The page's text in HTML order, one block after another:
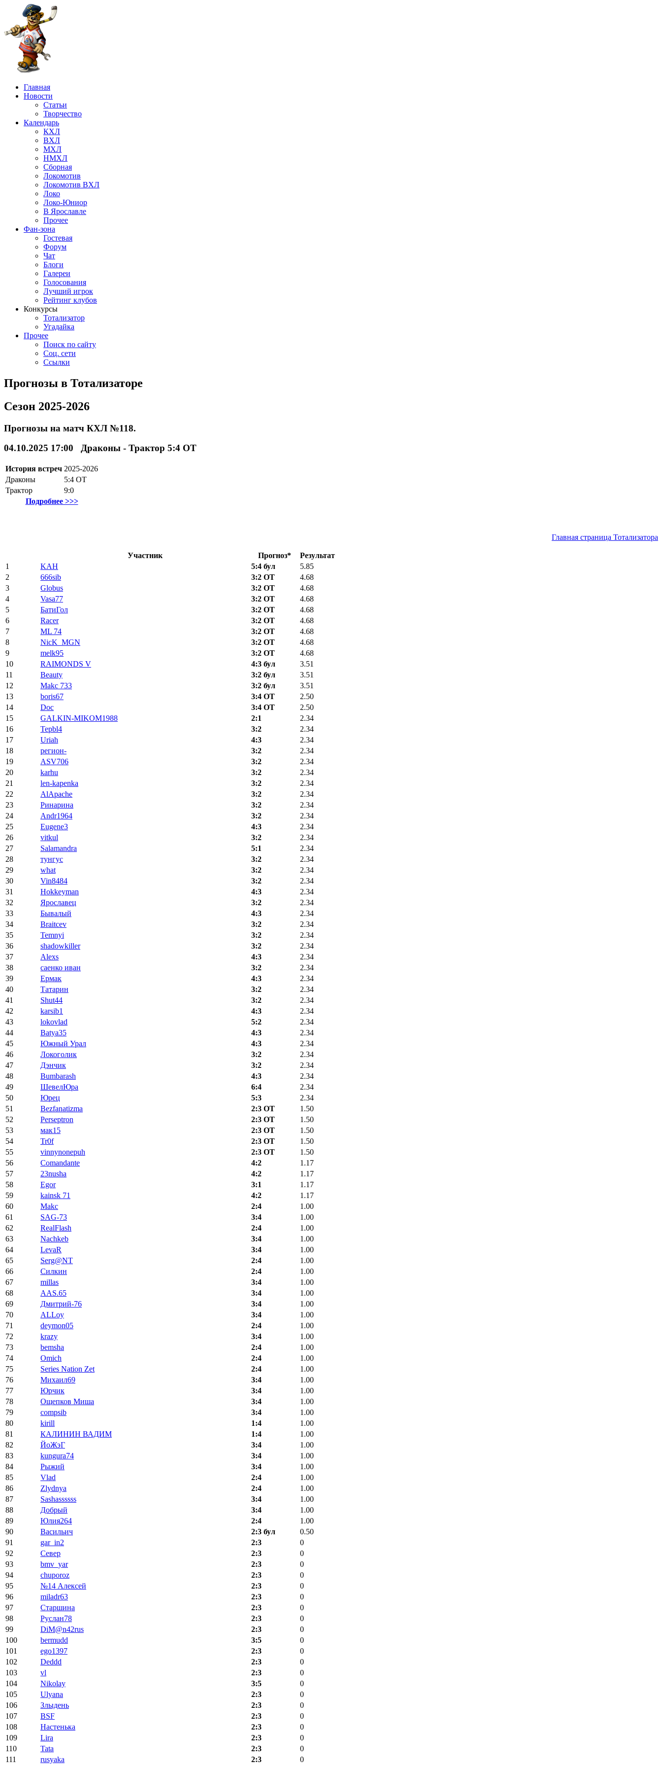
Главная
Новости
Статьи
Творчество
Календарь
КХЛ
ВХЛ
МХЛ
НМХЛ
Сборная
Локомотив
Локомотив ВХЛ
Локо
Локо-Юниор
В Ярославле
Прочее
Фан-зона
Гостевая
Форум
Чат
Блоги
Галереи
Голосования
Лучший игрок
Рейтинг клубов
Конкурсы
Тотализатор
Угадайка
Прочее
Поиск по сайту
Соц. сети
Ссылки
Прогнозы в Тотализаторе
Сезон 2025-2026
Прогнозы на матч КХЛ №118.
04.10.2025 17:00 Драконы - Трактор 5:4 ОТ
История встреч 2025-2026
Драконы
5:4 ОТ
Трактор
9:0
Подробнее >>>
Главная страница Тотализатора
Участник Прогноз*
Результат
1
KAH 5:4 бул
5.85
2
666sib 3:2 ОТ
4.68
3
Globus 3:2 ОТ
4.68
4
Vasa77 3:2 ОТ
4.68
5
БатиГол 3:2 ОТ
4.68
6
Racer 3:2 ОТ
4.68
7
ML 74 3:2 ОТ
4.68
8
NicK_MGN 3:2 ОТ
4.68
9
melk95 3:2 ОТ
4.68
10
RAIMONDS V 4:3 бул
3.51
11
Beauty 3:2 бул
3.51
12
Makc 733 3:2 бул
3.51
13
boris67 3:4 ОТ
2.50
14
Doc 3:4 ОТ
2.50
15
GALKIN-MIKOM1988 2:1
2.34
16
Tepbl4 3:2
2.34
17
Uriah 4:3
2.34
18
регион- 3:2
2.34
19
ASV706 3:2
2.34
20
karhu 3:2
2.34
21
len-kapenka 3:2
2.34
22
AlApache 3:2
2.34
23
Ринарина 3:2
2.34
24
Andr1964 3:2
2.34
25
Eugene3 4:3
2.34
26
vitkul 3:2
2.34
27
Salamandra 5:1
2.34
28
тунгус 3:2
2.34
29
what 3:2
2.34
30
Vin8484 3:2
2.34
31
Hokkeyman 4:3
2.34
32
Ярославец 3:2
2.34
33
Бывалый 4:3
2.34
34
Braitcev 3:2
2.34
35
Temnyi 3:2
2.34
36
shadowkiller 3:2
2.34
37
Alexs 4:3
2.34
38
саенко иван 3:2
2.34
39
Ермак 4:3
2.34
40
Татарин 3:2
2.34
41
Shut44 3:2
2.34
42
karsib1 4:3
2.34
43
lokovlad 5:2
2.34
44
Batya35 4:3
2.34
45
Южный Урал 4:3
2.34
46
Локоголик 3:2
2.34
47
Дэнчик 3:2
2.34
48
Bumbarash 4:3
2.34
49
ШевелЮра 6:4
2.34
50
Юрец 5:3
2.34
51
Bezfanatizma 2:3 ОТ
1.50
52
Perseptron 2:3 ОТ
1.50
53
мак15 2:3 ОТ
1.50
54
Tr0f 2:3 ОТ
1.50
55
vinnynonepuh 2:3 ОТ
1.50
56
Comandante 4:2
1.17
57
23nusha 4:2
1.17
58
Egor 3:1
1.17
59
kainsk 71 4:2
1.17
60
Makc 2:4
1.00
61
SAG-73 3:4
1.00
62
RealFlash 2:4
1.00
63
Nachkeb 3:4
1.00
64
LevaR 3:4
1.00
65
Serg@NT 2:4
1.00
66
Силкин 2:4
1.00
67
millas 3:4
1.00
68
AAS.65 3:4
1.00
69
Дмитрий-76 3:4
1.00
70
ALLoy 3:4
1.00
71
deymon05 2:4
1.00
72
krazy 3:4
1.00
73
bemsha 2:4
1.00
74
Omich 2:4
1.00
75
Series Nation Zet 2:4
1.00
76
Михаил69 3:4
1.00
77
Юрчик 3:4
1.00
78
Ощепков Миша 3:4
1.00
79
compsib 3:4
1.00
80
kirill 1:4
1.00
81
КАЛИНИН ВАДИМ 1:4
1.00
82
ЙоЖэГ 3:4
1.00
83
kungura74 3:4
1.00
84
Рыжий 3:4
1.00
85
Vlad 2:4
1.00
86
Zlydnya 2:4
1.00
87
Sashassssss 3:4
1.00
88
Добрый 3:4
1.00
89
Юлия264 2:4
1.00
90
Васильич 2:3 бул
0.50
91
gar_in2 2:3
0
92
Север 2:3
0
93
bmv_yar 2:3
0
94
chuporoz 2:3
0
95
№14 Алексей 2:3
0
96
miladr63 2:3
0
97
Старшина 2:3
0
98
Руслан78 2:3
0
99
DiM@n42rus 2:3
0
100
bermudd 3:5
0
101
ego1397 2:3
0
102
Deddd 2:3
0
103
vl 2:3
0
104
Nikolay 3:5
0
105
Ulyana 2:3
0
106
Злыдень 2:3
0
107
BSF 2:3
0
108
Настенька 2:3
0
109
Lira 2:3
0
110
Tata 2:3
0
111
rusyaka 2:3
0